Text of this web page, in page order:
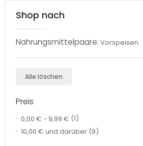
Shop nach
Nahrungsmittelpaare: Vorspeisen
Alle löschen
Preis
0,00 € - 9,99 € (1)
10,00 € und darüber (9)